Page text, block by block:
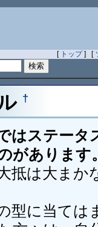
[ トップ] [
†
はステータ
があります
抵は大ま
型に当ては